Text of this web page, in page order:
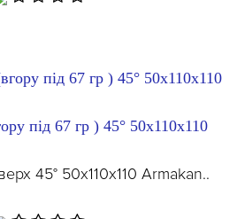
під 67 гр ) 45° 50х110х110
45° 50х110х110 Armakan..